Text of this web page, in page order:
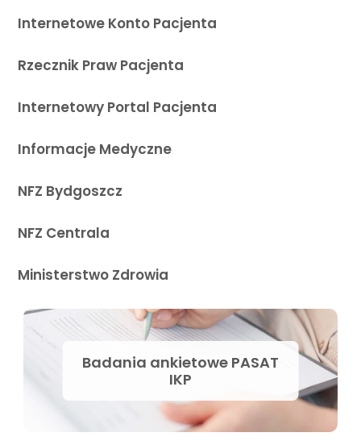
Internetowe Konto Pacjenta
Rzecznik Praw Pacjenta
Internetowy Portal Pacjenta
Informacje Medyczne
NFZ Bydgoszcz
NFZ Centrala
Ministerstwo Zdrowia
Badania ankietowe PASAT
IKP